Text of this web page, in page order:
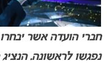
נפגשו לראשונה.